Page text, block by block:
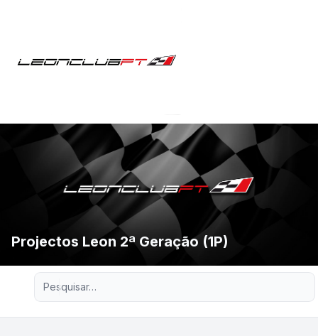
Projectos Leon 2ª Geração (1P)
Pesquisa avançada